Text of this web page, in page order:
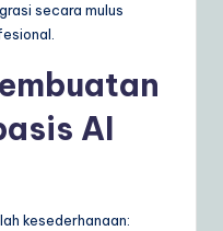
secara mulus
AI
kesederhanaan: